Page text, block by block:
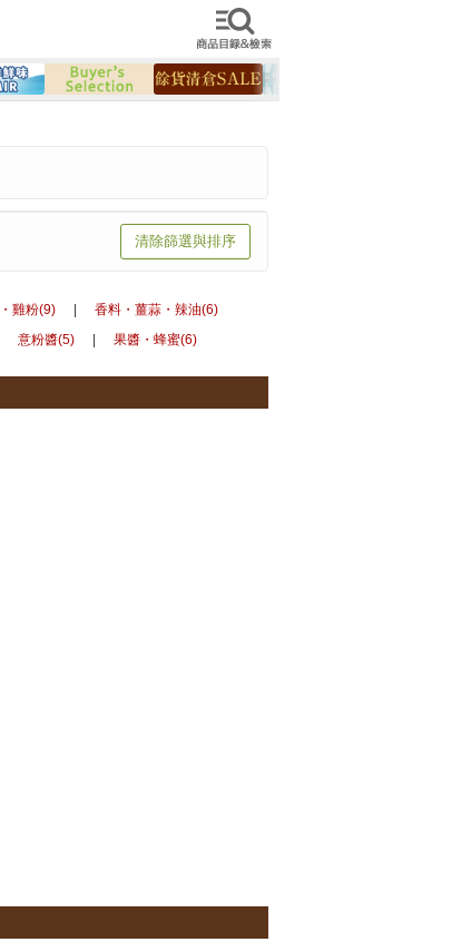
清除篩選與排序
雞粉(9)
香料・薑蒜・辣油(6)
意粉醬(5) 果醬・蜂蜜(6)